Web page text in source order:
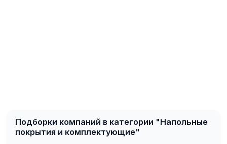
Подборки компаний в категории "Напольные
покрытия и комплектующие"